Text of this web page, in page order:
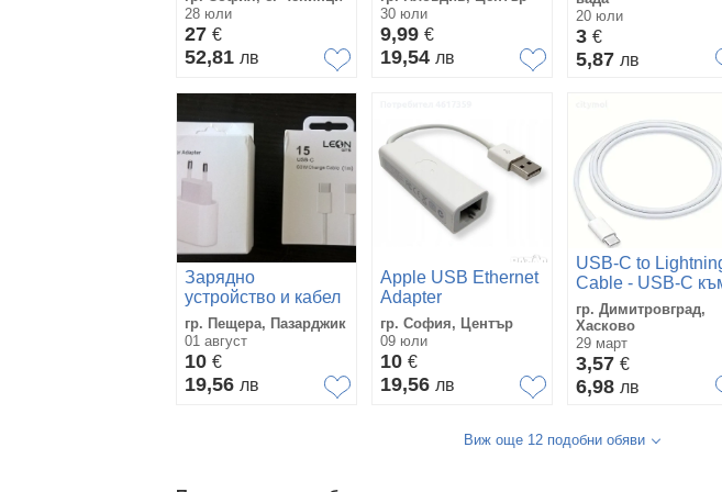
USB-C кабел | 27 €
за комплекта
28 юли
27 €
52,81 лв
30 юли
9,99 €
19,54 лв
преносим
20 юли
3 €
5,87 лв
Зарядно
устройство и кабел
за Apple - USB-C,
20W, бяло
гр. Пещера, Пазарджик
01 август
10 €
19,56 лв
Apple USB Ethernet
Adapter
Оригинално
гр. София, Център
09 юли
10 €
19,56 лв
USB-C to
Cable - USB-C
Lightning кабел за
Apple устройства с
Lightning порт -
см
гр. Димитровград,
Хасково
29 март
3,57 €
6,98 лв
Виж още 12 подобни обяви